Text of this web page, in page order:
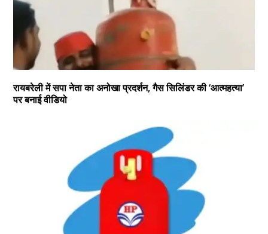
रायबरेली में सपा नेता का अनोखा प्रदर्शन, गैस सिलिंडर की ‘आत्महत्या’
पर बनाई वीडियो